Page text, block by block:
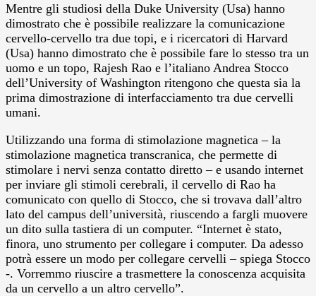
Mentre gli studiosi della Duke University (Usa) hanno
dimostrato che è possibile realizzare la comunicazione
cervello-cervello tra due topi, e i ricercatori di Harvard
(Usa) hanno dimostrato che è possibile fare lo stesso tra un
uomo e un topo, Rajesh Rao e l’italiano Andrea Stocco
dell’University of Washington ritengono che questa sia la
prima dimostrazione di interfacciamento tra due cervelli
umani.
Utilizzando una forma di stimolazione magnetica – la
stimolazione magnetica transcranica, che permette di
stimolare i nervi senza contatto diretto – e usando internet
per inviare gli stimoli cerebrali, il cervello di Rao ha
comunicato con quello di Stocco, che si trovava dall’altro
lato del campus dell’università, riuscendo a fargli muovere
un dito sulla tastiera di un computer. “Internet è stato,
finora, uno strumento per collegare i computer. Da adesso
potrà essere un modo per collegare cervelli – spiega Stocco
-. Vorremmo riuscire a trasmettere la conoscenza acquisita
da un cervello a un altro cervello”.